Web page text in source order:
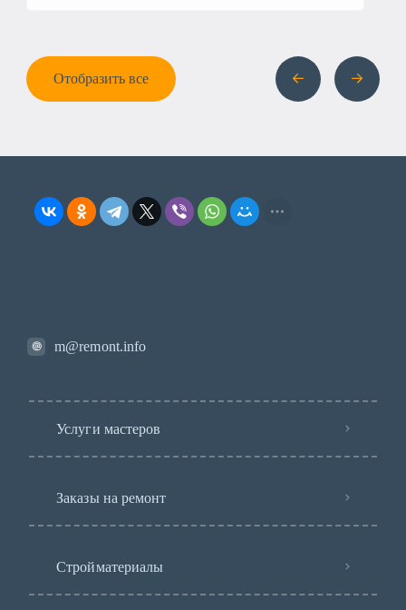
Отобразить все
m@remont.info
Услуги мастеров
Заказы на ремонт
Стройматериалы